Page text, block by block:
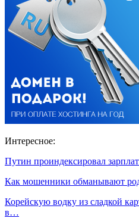
Интересное:
Путин проиндексировал
Как мошенники обманывают
Корейскую водку из сладкой
в…